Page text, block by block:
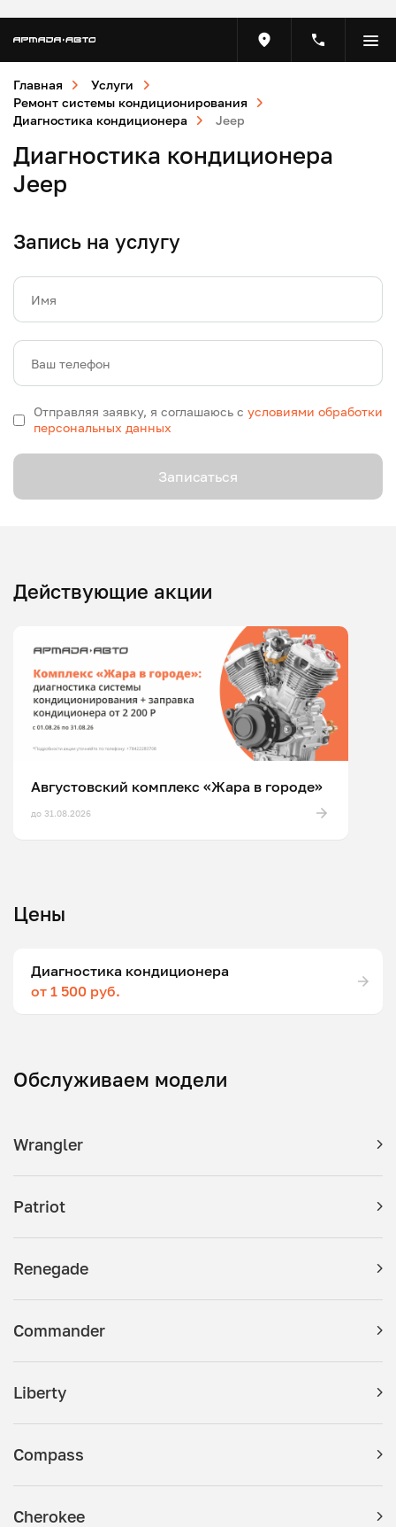
Главная
Услуги
Ремонт системы кондиционирования
Диагностика кондиционера
Jeep
Диагностика кондиционера
Jeep
Запись на услугу
Имя
Ваш телефон
Отправляя заявку, я соглашаюсь с условиями обработки
персональных данных
Записаться
Действующие акции
Августовский комплекс «Жара в городе»
до 31.08.2026
Цены
Диагностика кондиционера
от 1 500 руб.
Обслуживаем модели
Wrangler
Patriot
Renegade
Commander
Liberty
Compass
Cherokee